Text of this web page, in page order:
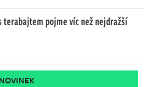
terabajtem pojme víc než nejdražší